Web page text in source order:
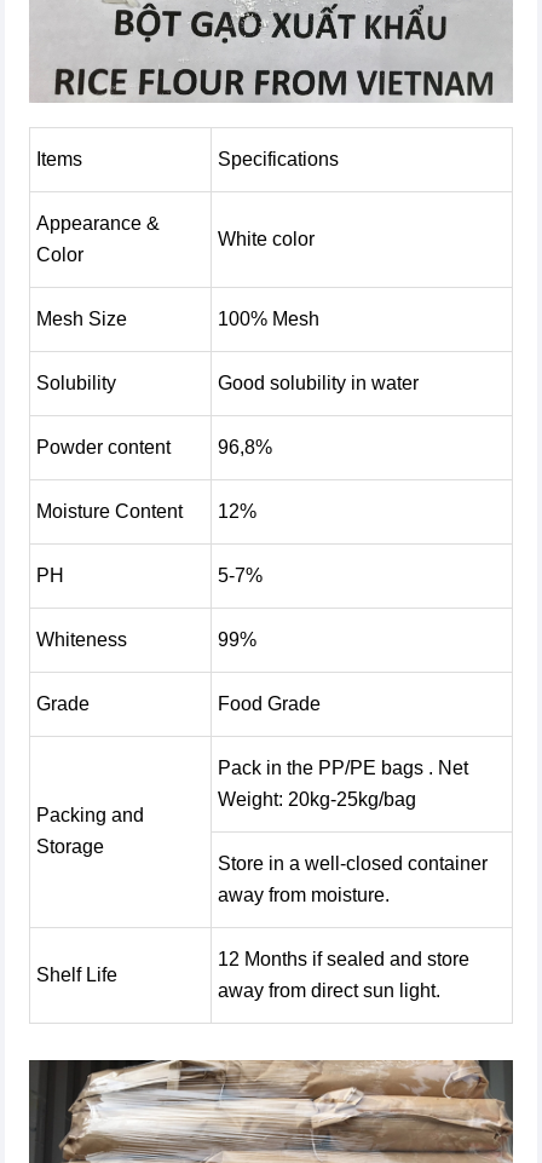
Items Specifications
Appearance &
Color
White color
Mesh Size 100% Mesh
Solubility Good solubility in water
Powder content 96,8%
Moisture Content 12%
PH 5-7%
Whiteness 99%
Grade Food Grade
Packing and
Storage
Pack in the PP/PE bags . Net
Weight: 20kg-25kg/bag
Store in a well-closed container
away from moisture.
Shelf Life
12 Months if sealed and store
away from direct sun light.